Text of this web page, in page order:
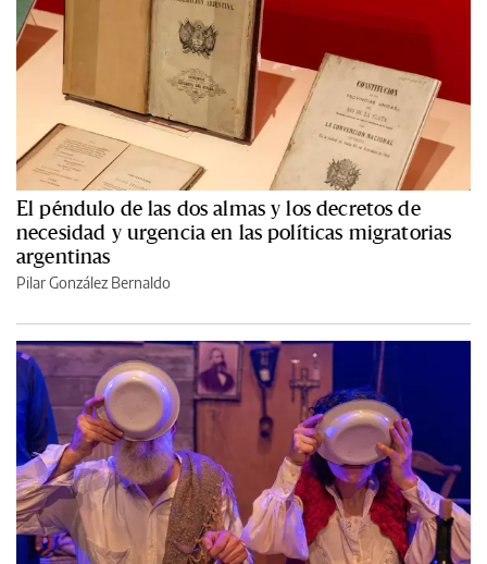
El péndulo de las dos almas y los decretos de
necesidad y urgencia en las políticas migratorias
argentinas
Pilar González Bernaldo